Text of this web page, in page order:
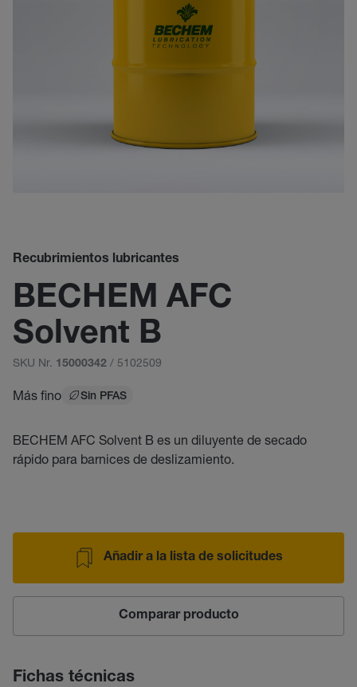
Recubrimientos lubricantes
BECHEM AFC
Solvent B
SKU Nr. 15000342 / 5102509
Más fino Sin PFAS
BECHEM AFC Solvent B es un diluyente de secado
rápido para barnices de deslizamiento.
Añadir a la lista de solicitudes
Comparar producto
Fichas técnicas